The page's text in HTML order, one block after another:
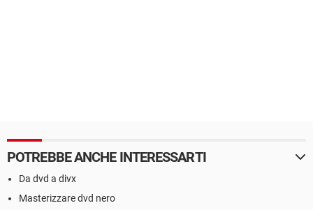
POTREBBE ANCHE INTERESSARTI
Da dvd a divx
Masterizzare dvd nero